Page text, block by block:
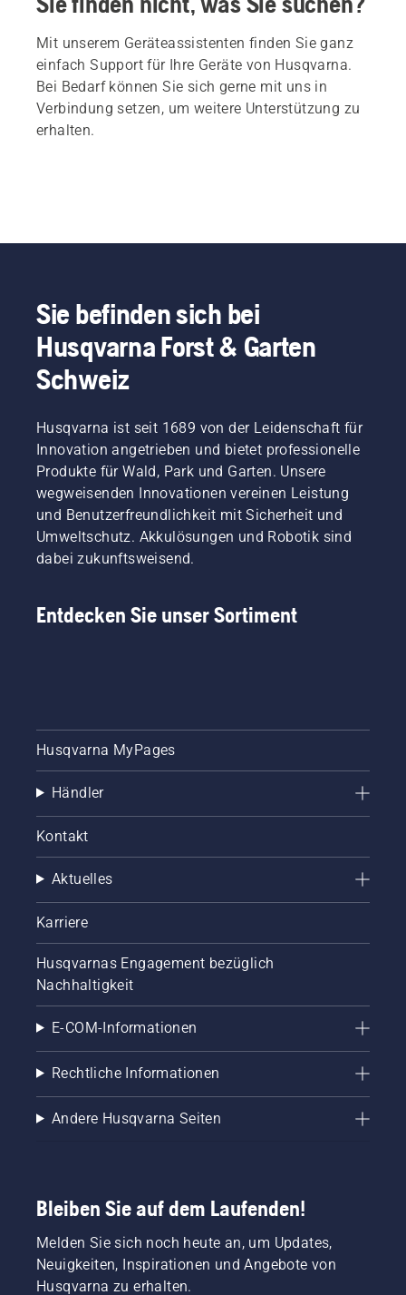
Mit unserem Geräteassistenten finden Sie ganz
einfach Support für Ihre Geräte von Husqvarna.
Bei Bedarf können Sie sich gerne mit uns in
Verbindung setzen, um weitere Unterstützung zu
erhalten.
Sie befinden sich bei
Husqvarna Forst & Garten
Schweiz
Husqvarna ist seit 1689 von der Leidenschaft für
Innovation angetrieben und bietet professionelle
Produkte für Wald, Park und Garten. Unsere
wegweisenden Innovationen vereinen Leistung
und Benutzerfreundlichkeit mit Sicherheit und
Umweltschutz. Akkulösungen und Robotik sind
dabei zukunftsweisend.
Entdecken Sie unser Sortiment
Husqvarna MyPages
Händler
Kontakt
Aktuelles
Karriere
Husqvarnas Engagement bezüglich
Nachhaltigkeit
E-COM-Informationen
Rechtliche Informationen
Andere Husqvarna Seiten
Bleiben Sie auf dem Laufenden!
Melden Sie sich noch heute an, um Updates,
Neuigkeiten, Inspirationen und Angebote von
Husqvarna zu erhalten.